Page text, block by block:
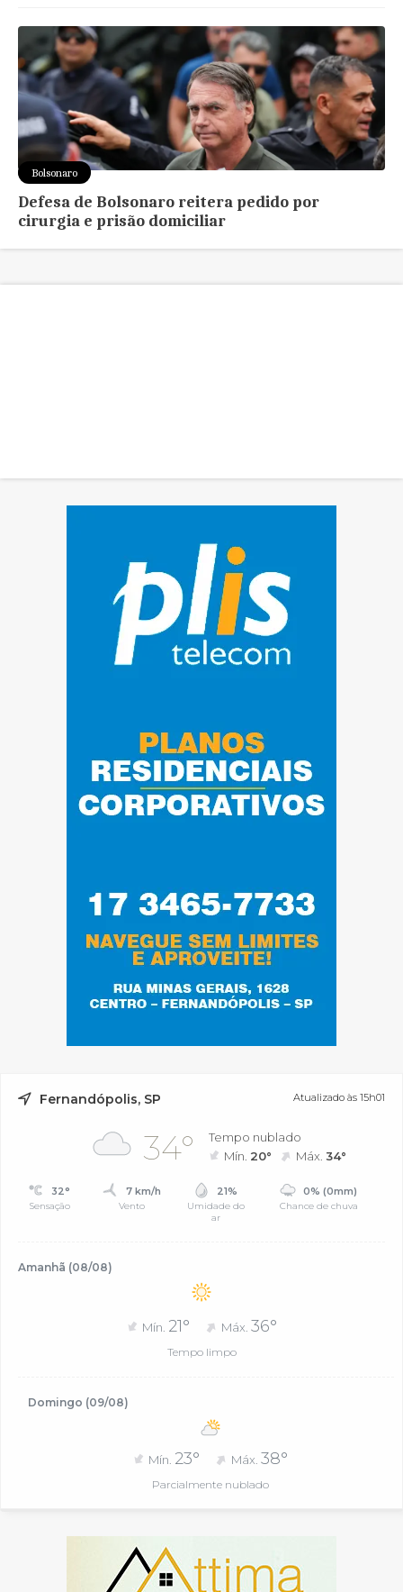
Bolsonaro
Defesa de Bolsonaro reitera pedido por
cirurgia e prisão domiciliar
Fernandópolis, SP Atualizado às 15h01
34°
Tempo nublado
Mín. 20° Máx.34°
32°
Sensação
7 km/h
Vento
21%
Umidade do
ar
0% (0mm)
Chance de chuva
Amanhã (08/08)
Mín. 21° Máx. 36°
Tempo limpo
Domingo (09/08)
Mín. 23° Máx.38°
Parcialmente nublado